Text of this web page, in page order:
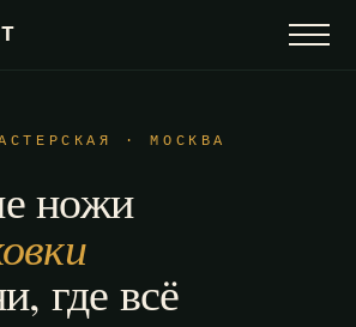
· МОСКВА
ножи
где всё